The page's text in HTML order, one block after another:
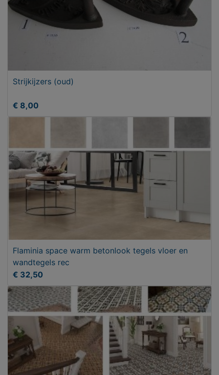
Strijkijzers (oud)
€ 8,00
Flaminia space warm betonlook tegels vloer en
wandtegels rec
€ 32,50